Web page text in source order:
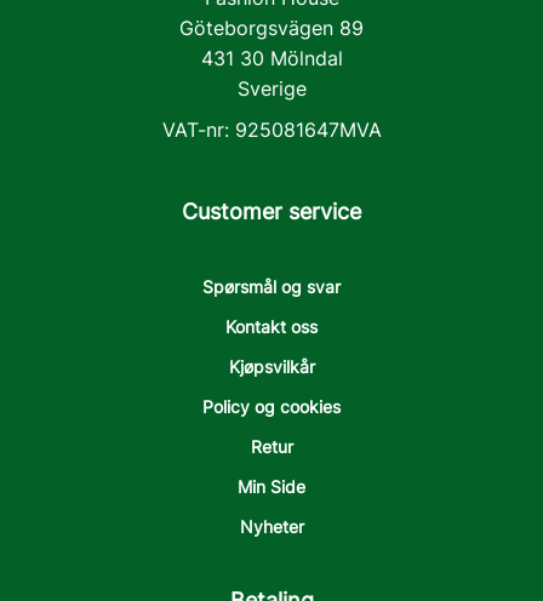
Göteborgsvägen 89
431 30 Mölndal
Sverige
VAT-nr: 925081647MVA
Customer service
Spørsmål og svar
Kontakt oss
Kjøpsvilkår
Policy og cookies
Retur
Min Side
Nyheter